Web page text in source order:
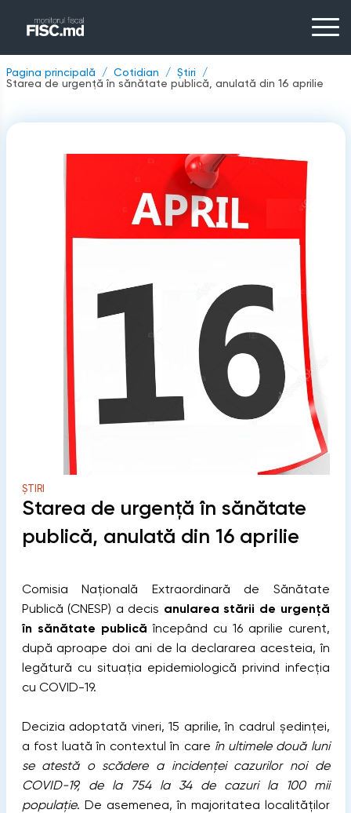
Pagina principală Cotidian
Știri
Starea de urgență în sănătate publică, anulată din 16 aprilie
ȘTIRI
Starea de urgență în sănătate
publică, anulată din 16 aprilie
Comisia Naţională Extraordinară de Sănătate
Publică (CNESP) a decis anularea stării de urgență
în sănătate publică începând cu 16 aprilie curent,
după aproape doi ani de la declararea acesteia, în
legătură cu situația epidemiologică privind infecția
cu COVID-19.
Decizia adoptată vineri, 15 aprilie, în cadrul ședinței,
a fost luată în contextul în care în ultimele două luni
se atestă o scădere a incidenței cazurilor noi de
COVID-19, de la 754 la 34 de cazuri la 100 mii
populație. De asemenea, în majoritatea localităților